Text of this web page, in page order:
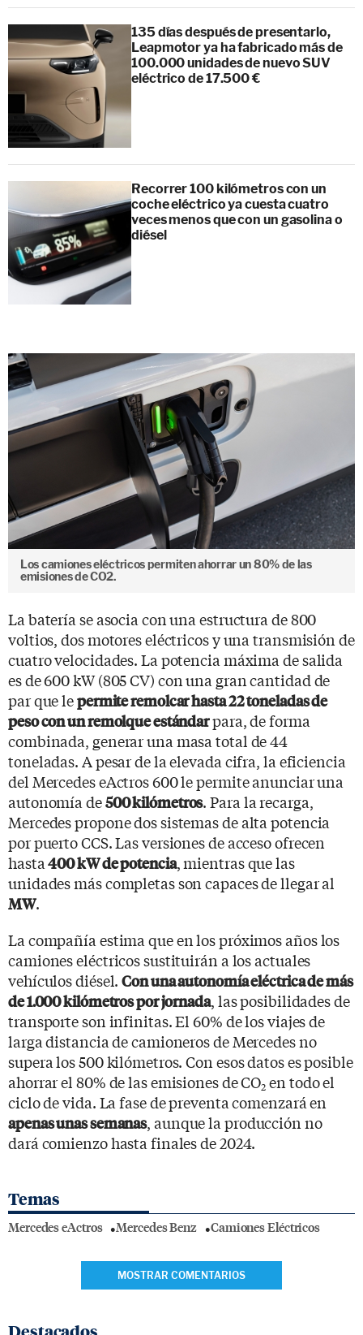
135 días después de presentarlo,
Leapmotor ya ha fabricado más de
100.000 unidades de nuevo SUV
eléctrico de 17.500 €
Recorrer 100 kilómetros con un
coche eléctrico ya cuesta cuatro
veces menos que con un gasolina o
diésel
Los camiones eléctricos permiten ahorrar un 80% de las
emisiones de CO2.
La batería se asocia con una estructura de 800
voltios, dos motores eléctricos y una transmisión de
cuatro velocidades. La potencia máxima de salida
es de 600 kW (805 CV) con una gran cantidad de
par que lepermite remolcar hasta 22 toneladas de
peso con un remolque estándarpara, de forma
combinada, generar una masa total de 44
toneladas. A pesar de la elevada cifra, la eficiencia
del Mercedes eActros 600 le permite anunciar una
autonomía de500 kilómetros. Para la recarga,
Mercedes propone dos sistemas de alta potencia
por puerto CCS. Las versiones de acceso ofrecen
hasta400 kW de potencia, mientras que las
unidades más completas son capaces de llegar al
MW.
La compañía estima que en los próximos años los
camiones eléctricos sustituirán a los actuales
vehículos diésel.Con una autonomía eléctrica de más
de 1.000 kilómetros por jornada, las posibilidades de
transporte son infinitas. El 60% de los viajes de
larga distancia de camioneros de Mercedes no
supera los 500 kilómetros. Con esos datos es posible
ahorrar el 80% de las emisiones de CO2 en todo el
ciclo de vida. La fase de preventa comenzará en
apenas unas semanas, aunque la producción no
dará comienzo hasta finales de 2024.
Temas
Mercedes eActros Mercedes Benz Camiones Eléctricos
MOSTRAR COMENTARIOS